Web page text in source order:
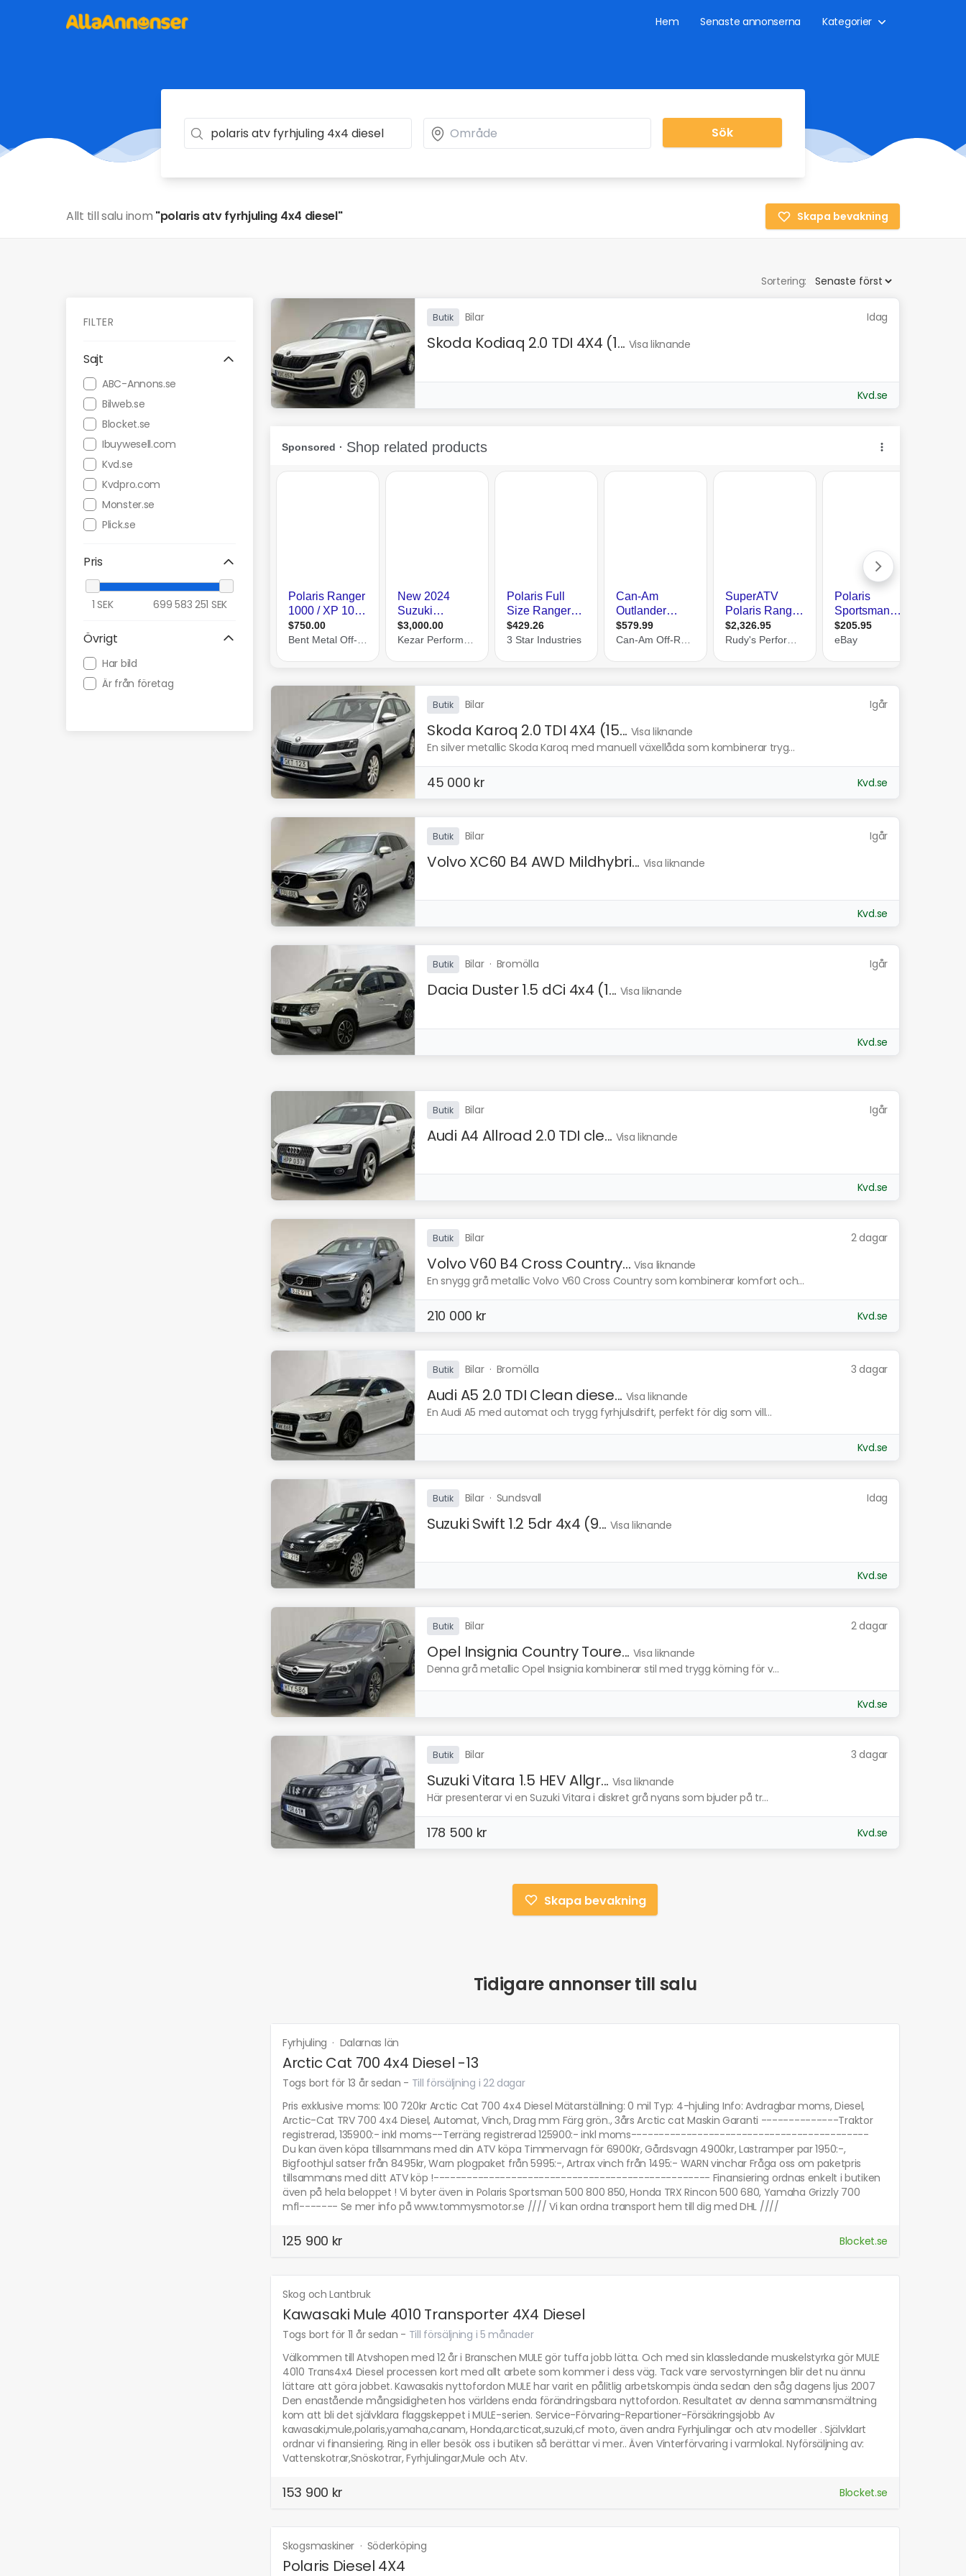
Hem Senaste annonserna Kategorier
Sök
Allt till salu inom "polaris atv fyrhjuling 4x4 diesel" Skapa bevakning
Sortering:
FILTER
Sajt
ABC-Annons.se
Bilweb.se
Blocket.se
Ibuywesell.com
Kvd.se
Kvdpro.com
Monster.se
Plick.se
Pris
1 SEK 699 583 251 SEK
Övrigt
Har bild
Är från företag
Butik Bilar Idag
Skoda Kodiaq 2.0 TDI 4X4 (1... Visa liknande
Kvd.se
Butik Bilar Igår
Skoda Karoq 2.0 TDI 4X4 (15... Visa liknande
En silver metallic Skoda Karoq med manuell växellåda som kombinerar tryg...
45 000 kr Kvd.se
Butik Bilar Igår
Volvo XC60 B4 AWD Mildhybri... Visa liknande
Kvd.se
Butik Bilar· Bromölla Igår
Dacia Duster 1.5 dCi 4x4 (1... Visa liknande
Kvd.se
Butik Bilar Igår
Audi A4 Allroad 2.0 TDI cle... Visa liknande
Kvd.se
Butik Bilar 2 dagar
Volvo V60 B4 Cross Country... Visa liknande
En snygg grå metallic Volvo V60 Cross Country som kombinerar komfort och...
210 000 kr Kvd.se
Butik Bilar· Bromölla 3 dagar
Audi A5 2.0 TDI Clean diese... Visa liknande
En Audi A5 med automat och trygg fyrhjulsdrift, perfekt för dig som vill...
Kvd.se
Butik Bilar· Sundsvall Idag
Suzuki Swift 1.2 5dr 4x4 (9... Visa liknande
Kvd.se
Butik Bilar 2 dagar
Opel Insignia Country Toure... Visa liknande
Denna grå metallic Opel Insignia kombinerar stil med trygg körning för v...
Kvd.se
Butik Bilar 3 dagar
Suzuki Vitara 1.5 HEV Allgr... Visa liknande
Här presenterar vi en Suzuki Vitara i diskret grå nyans som bjuder på tr...
178 500 kr Kvd.se
Skapa bevakning
Tidigare annonser till salu
Fyrhjuling · Dalarnas län
Arctic Cat 700 4x4 Diesel -13
Togs bort för 13 år sedan - Till försäljning i 22 dagar
Pris exklusive moms: 100 720kr Arctic Cat 700 4x4 Diesel Mätarställning: 0 mil Typ: 4-hjuling Info: Avdragbar moms, Diesel,
Arctic-Cat TRV 700 4x4 Diesel, Automat, Vinch, Drag mm Färg grön., 3års Arctic cat Maskin Garanti --------------Traktor
registrerad, 135900:- inkl moms--Terräng registrerad 125900:- inkl moms-------------------------------------------
Du kan även köpa tillsammans med din ATV köpa Timmervagn för 6900Kr, Gårdsvagn 4900kr, Lastramper par 1950:-,
Bigfoothjul satser från 8495kr, Warn plogpaket från 5995:-, Artrax vinch från 1495:- WARN vinchar Fråga oss om paketpris
tillsammans med ditt ATV köp !-------------------------------------------------- Finansiering ordnas enkelt i butiken
även på hela beloppet ! Vi byter även in Polaris Sportsman 500 800 850, Honda TRX Rincon 500 680, Yamaha Grizzly 700
mfl------- Se mer info på www.tommysmotor.se //// Vi kan ordna transport hem till dig med DHL ////
125 900 kr Blocket.se
Skog och Lantbruk
Kawasaki Mule 4010 Transporter 4X4 Diesel
Togs bort för 11 år sedan - Till försäljning i 5 månader
Välkommen till Atvshopen med 12 år i Branschen MULE gör tuffa jobb lätta. Och med sin klassledande muskelstyrka gör MULE
4010 Trans4x4 Diesel processen kort med allt arbete som kommer i dess väg. Tack vare servostyrningen blir det nu ännu
lättare att göra jobbet. Kawasakis nyttofordon MULE har varit en pålitlig arbetskompis ända sedan den såg dagens ljus 2007
Den enastående mångsidigheten hos världens enda förändringsbara nyttofordon. Resultatet av denna sammansmältning
kom att bli det självklara flaggskeppet i MULE-serien. Service-Förvaring-Repartioner-Försäkringsjobb Av
kawasaki,mule,polaris,yamaha,canam, Honda,arcticat,suzuki,cf moto, även andra Fyrhjulingar och atv modeller . Självklart
ordnar vi finansiering. Ring in eller besök oss i butiken så berättar vi mer.. Även Vinterförvaring i varmlokal. Nyförsäljning av:
Vattenskotrar,Snöskotrar, Fyrhjulingar,Mule och Atv.
153 900 kr Blocket.se
Skogsmaskiner · Söderköping
Polaris Diesel 4X4